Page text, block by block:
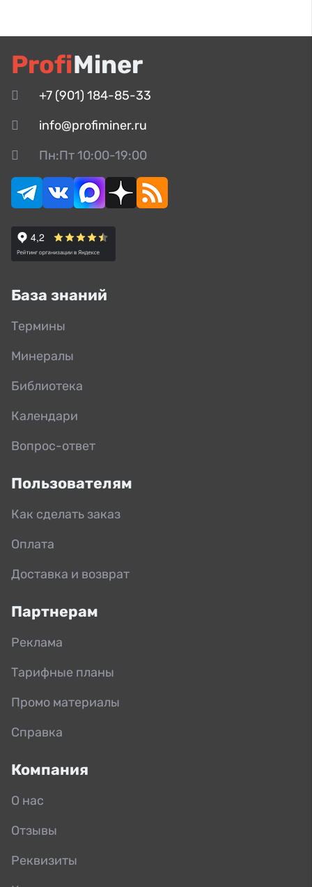
ProfiMiner
+7 (901) 184-85-33
info@profiminer.ru
Пн:Пт 10:00-19:00
База знаний
Термины
Минералы
Библиотека
Календари
Вопрос-ответ
Пользователям
Как сделать заказ
Оплата
Доставка и возврат
Партнерам
Реклама
Тарифные планы
Промо материалы
Справка
Компания
О нас
Отзывы
Реквизиты